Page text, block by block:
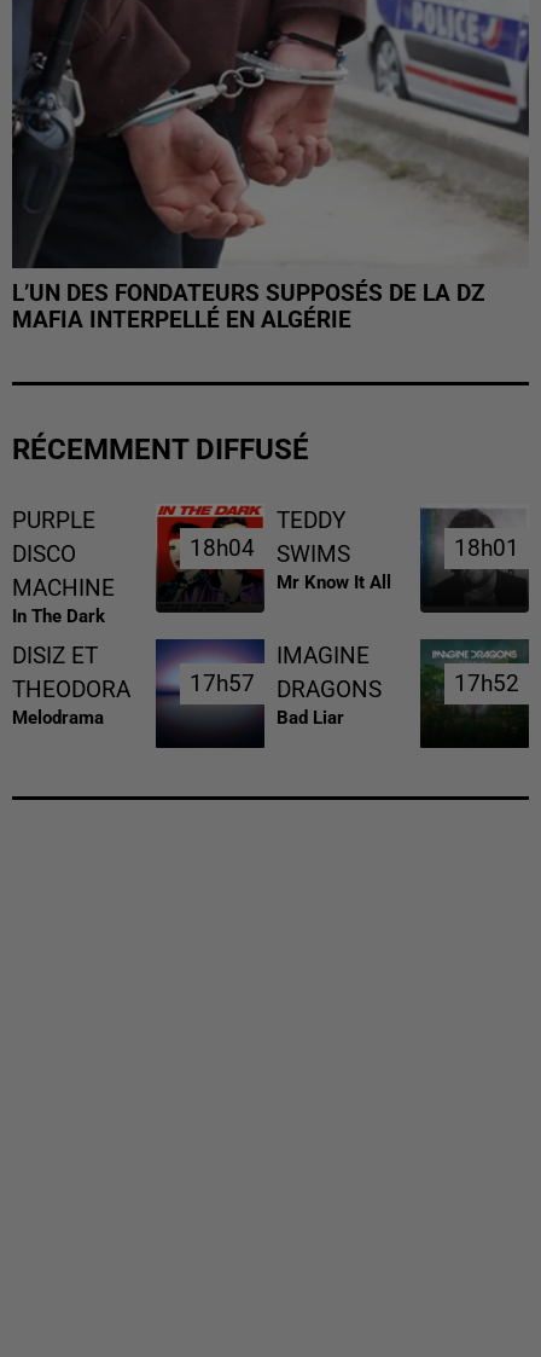
L’UN DES FONDATEURS SUPPOSÉS DE LA DZ
MAFIA INTERPELLÉ EN ALGÉRIE
RÉCEMMENT DIFFUSÉ
PURPLE
DISCO
MACHINE
In The Dark
18h04
18h04
TEDDY
SWIMS
Mr Know It All
18h01
18h01
DISIZ ET
THEODORA
Melodrama
17h57
17h57
IMAGINE
DRAGONS
Bad Liar
17h52
17h52